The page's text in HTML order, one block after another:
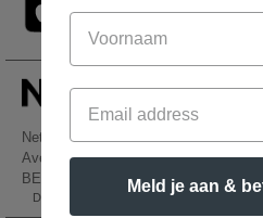
Netenders Belgium SRL
Avenue Hermann-Debroux 54, 1160,
BE61 3632 1629 8017
Dit is GEEN retouradres. Voor
Meld je aan &